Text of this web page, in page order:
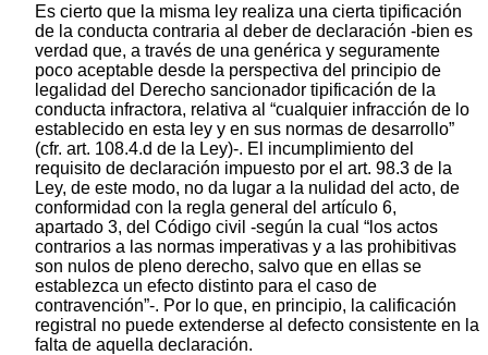
Es cierto que la misma ley realiza una cierta tipificación
de la conducta contraria al deber de declaración -bien es
verdad que, a través de una genérica y seguramente
poco aceptable desde la perspectiva del principio de
legalidad del Derecho sancionador tipificación de la
conducta infractora, relativa al “cualquier infracción de lo
establecido en esta ley y en sus normas de desarrollo”
(cfr. art. 108.4.d de la Ley)-. El incumplimiento del
requisito de declaración impuesto por el art. 98.3 de la
Ley, de este modo, no da lugar a la nulidad del acto, de
conformidad con la regla general del artículo 6,
apartado 3, del Código civil -según la cual “los actos
contrarios a las normas imperativas y a las prohibitivas
son nulos de pleno derecho, salvo que en ellas se
establezca un efecto distinto para el caso de
contravención”-. Por lo que, en principio, la calificación
registral no puede extenderse al defecto consistente en la
falta de aquella declaración.